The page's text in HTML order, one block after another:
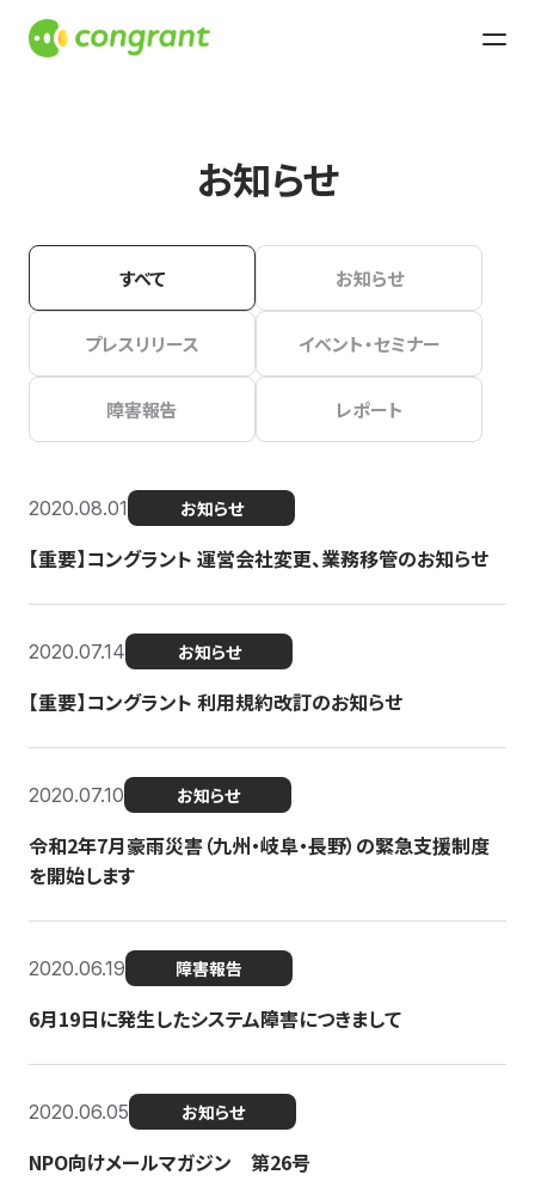
お知らせ
すべて お知らせ
プレスリリース イベント・セミナー
障害報告 レポート
2020.08.01 お知らせ
【重要】コングラント 運営会社変更、業務移管のお知らせ
2020.07.14 お知らせ
【重要】コングラント 利用規約改訂のお知らせ
2020.07.10 お知らせ
令和2年7月豪雨災害（九州・岐阜・長野）の緊急支援制度
を開始します
2020.06.19 障害報告
6月19日に発生したシステム障害につきまして
2020.06.05 お知らせ
NPO向けメールマガジン 第26号